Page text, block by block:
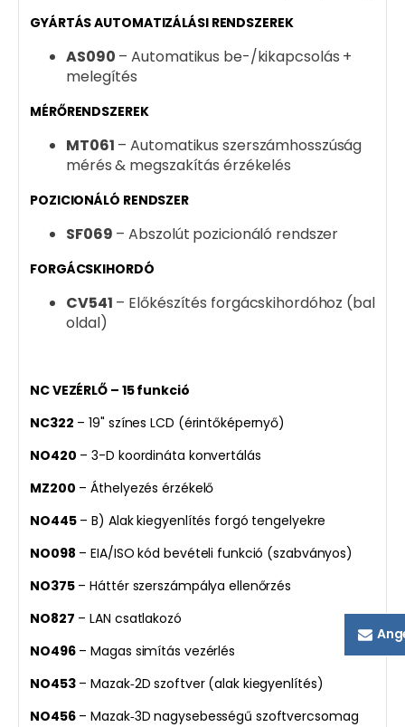
GYÁRTÁS AUTOMATIZÁLÁSI RENDSZEREK
AS090 – Automatikus be-/kikapcsolás +
melegítés
MÉRŐRENDSZEREK
MT061 – Automatikus szerszámhosszúság
mérés & megszakítás érzékelés
POZICIONÁLÓ RENDSZER
SF069 – Abszolút pozicionáló rendszer
FORGÁCSKIHORDÓ
CV541 – Előkészítés forgácskihordóhoz (bal
oldal)
NC VEZÉRLŐ – 15 funkció
NC322 – 19" színes LCD (érintőképernyő)
NO420 – 3-D koordináta konvertálás
MZ200 – Áthelyezés érzékelő
NO445– B) Alak kiegyenlítés forgó tengelyekre
NO098 – EIA/ISO kód bevételi funkció (szabványos)
NO375– Háttér szerszámpálya ellenőrzés
NO827 – LAN csatlakozó
NO496– Magas simítás vezérlés
NO453– Mazak‑2D szoftver (alak kiegyenlítés)
NO456– Mazak‑3D nagysebességű szoftvercsomag